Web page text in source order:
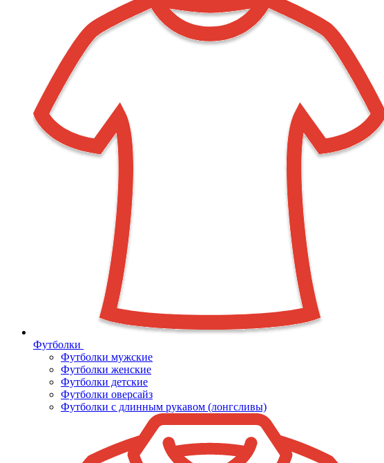
Футболки
Футболки мужские
Футболки женские
Футболки детские
Футболки оверсайз
Футболки с длинным рукавом (лонгсливы)